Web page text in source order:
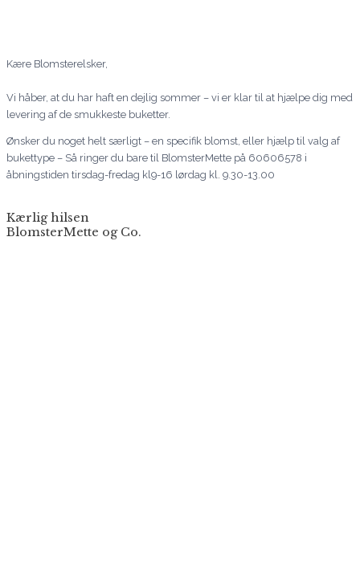
Kære Blomsterelsker,
Vi håber, at du har haft en dejlig sommer – vi er klar til at hjælpe dig med
levering af de smukkeste buketter.
Ønsker du noget helt særligt – en specifik blomst, eller hjælp til valg af
bukettype – Så ringer du bare til BlomsterMette på 60606578 i
åbningstiden tirsdag-fredag kl9-16 lørdag kl. 9.30-13.00
Kærlig hilsen
BlomsterMette og Co.